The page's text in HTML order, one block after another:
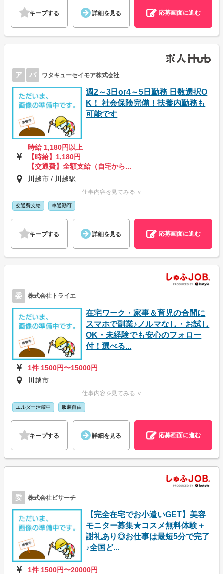
キープする 詳細を見る 応募画面に進む
ア パ ワタキューセイモア株式会社
週2～3日or4～5日勤務 日数選択O
K！ 社会保険完備！扶養内勤務も
可能です
時給 1,180円以上
【時給】1,180円
【交通費】全額支給（自宅から...
川越市 / 川越駅
仕事内容を見てみる ∨
交通費支給 車通勤可
キープする 詳細を見る 応募画面に進む
委 株式会社トライエ
在宅ワーク・家事＆育児の合間に
スマホで副業♪ノルマなし・お試し
OK・未経験でも安心のフォロー
付！選べる...
1件 1500円〜15000円
川越市
仕事内容を見てみる ∨
エルダー活躍中 服装自由
キープする 詳細を見る 応募画面に進む
委 株式会社ビサーチ
【完全在宅でお小遣いGET】美容
モニター募集★コスメ無料体験＋
謝礼あり◎お仕事は最短5分で完了
♪全国ど...
1件 1500円〜20000円